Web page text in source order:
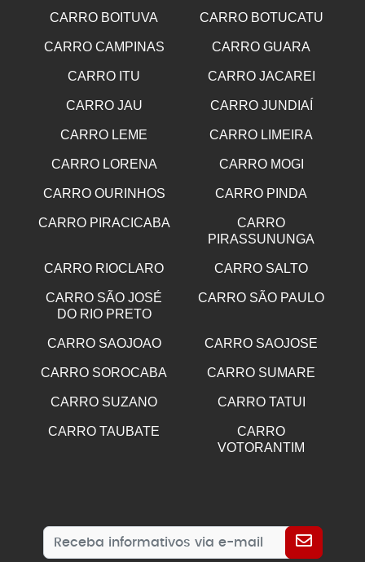
CARRO BOITUVA CARRO BOTUCATU
CARRO CAMPINAS CARRO GUARA
CARRO ITU CARRO JACAREI
CARRO JAU CARRO JUNDIAÍ
CARRO LEME CARRO LIMEIRA
CARRO LORENA CARRO MOGI
CARRO OURINHOS CARRO PINDA
CARRO PIRACICABA
CARRO
PIRASSUNUNGA
CARRO RIOCLARO CARRO SALTO
CARRO SÃO JOSÉ
DO RIO PRETO
CARRO SÃO PAULO
CARRO SAOJOAO CARRO SAOJOSE
CARRO SOROCABA CARRO SUMARE
CARRO SUZANO CARRO TATUI
CARRO TAUBATE
CARRO
VOTORANTIM